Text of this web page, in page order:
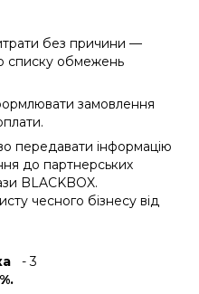
без причини —
списку обмежень
замовлення
передавати інформацію
до партнерських
BLACKBOX.
чесного бізнесу від
- 3